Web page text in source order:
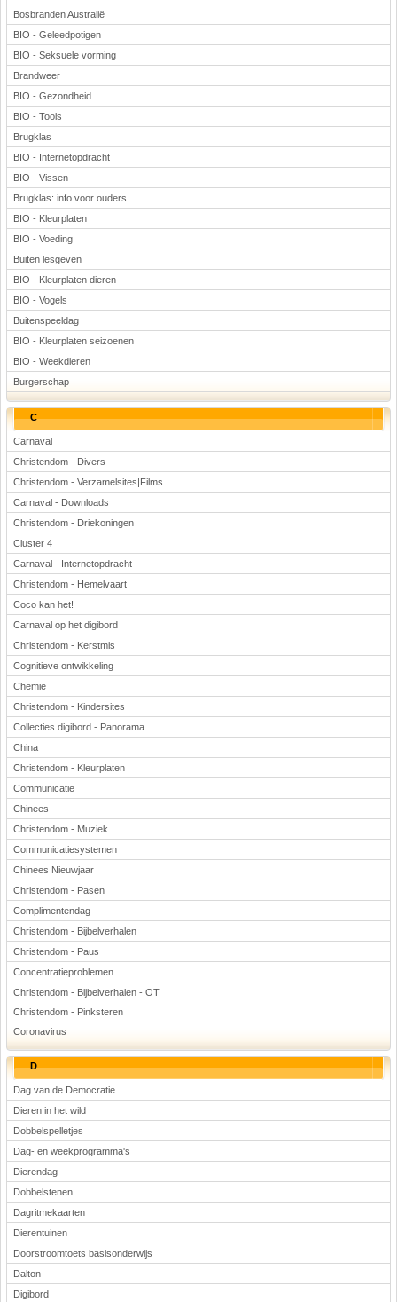
Bosbranden Australië
BIO - Geleedpotigen
BIO - Seksuele vorming
Brandweer
BIO - Gezondheid
BIO - Tools
Brugklas
BIO - Internetopdracht
BIO - Vissen
Brugklas: info voor ouders
BIO - Kleurplaten
BIO - Voeding
Buiten lesgeven
BIO - Kleurplaten dieren
BIO - Vogels
Buitenspeeldag
BIO - Kleurplaten seizoenen
BIO - Weekdieren
Burgerschap
C
Carnaval
Christendom - Divers
Christendom - Verzamelsites|Films
Carnaval - Downloads
Christendom - Driekoningen
Cluster 4
Carnaval - Internetopdracht
Christendom - Hemelvaart
Coco kan het!
Carnaval op het digibord
Christendom - Kerstmis
Cognitieve ontwikkeling
Chemie
Christendom - Kindersites
Collecties digibord - Panorama
China
Christendom - Kleurplaten
Communicatie
Chinees
Christendom - Muziek
Communicatiesystemen
Chinees Nieuwjaar
Christendom - Pasen
Complimentendag
Christendom - Bijbelverhalen
Christendom - Paus
Concentratieproblemen
Christendom - Bijbelverhalen - OT
Christendom - Pinksteren
Coronavirus
D
Dag van de Democratie
Dieren in het wild
Dobbelspelletjes
Dag- en weekprogramma's
Dierendag
Dobbelstenen
Dagritmekaarten
Dierentuinen
Doorstroomtoets basisonderwijs
Dalton
Digibord